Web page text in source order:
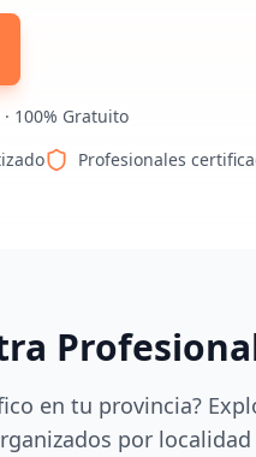
100% Gratuito
Profesionales
en tu provincia?
por